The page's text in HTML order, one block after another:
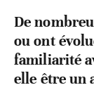
De
ou ont
familiarité
elle être un